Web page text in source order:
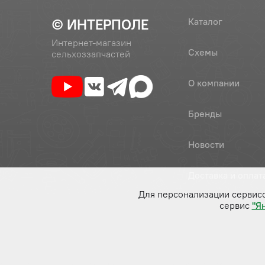
© ИНТЕРПОЛЕ
Интернет-магазин
сельхоззапчастей
Каталог
Схемы
О компании
Бренды
Новости
Для персонализации
сервис